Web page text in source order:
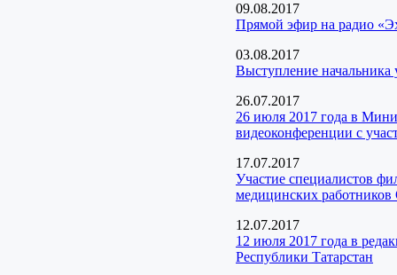
09.08.2017
Прямой эфир на радио
03.08.2017
Выступление
26.07.2017
26 июля 2017 года в
видеоконференции с
17.07.2017
Участие специалистов
медицинских
12.07.2017
12 июля 2017 года в
Республики Татарстан